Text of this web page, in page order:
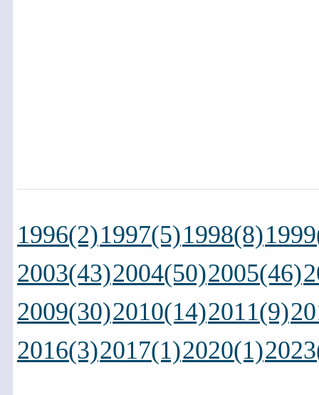
1996(2)1997(5)1998(8)
2003(43)2004(50)2005(46)
2009(30)2010(14)2011(9)
2016(3)2017(1)2020(1)